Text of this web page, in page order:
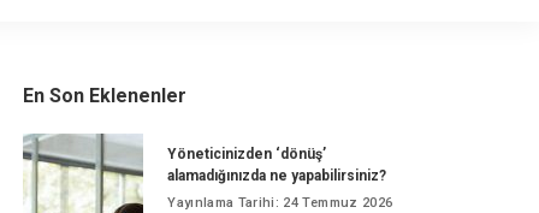
En Son Eklenenler
Yöneticinizden ‘dönüş’
alamadığınızda ne yapabilirsiniz?
Yayınlama Tarihi: 24 Temmuz 2026